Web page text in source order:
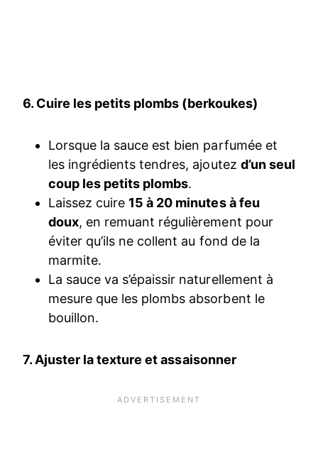
6. Cuire les petits plombs (berkoukes)
Lorsque la sauce est bien parfumée et
les ingrédients tendres, ajoutez d’un seul
coup les petits plombs.
Laissez cuire 15 à 20 minutes à feu
doux, en remuant régulièrement pour
éviter qu’ils ne collent au fond de la
marmite.
La sauce va s’épaissir naturellement à
mesure que les plombs absorbent le
bouillon.
7. Ajuster la texture et assaisonner